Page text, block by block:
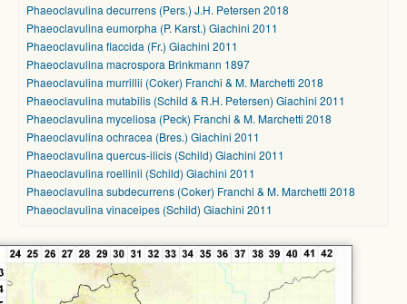
Phaeoclavulina decurrens (Pers.) J.H. Petersen 2018
Phaeoclavulina eumorpha (P. Karst.) Giachini 2011
Phaeoclavulina flaccida (Fr.) Giachini 2011
Phaeoclavulina macrospora Brinkmann 1897
Phaeoclavulina murrillii (Coker) Franchi & M. Marchetti 2018
Phaeoclavulina mutabilis (Schild & R.H. Petersen) Giachini 2011
Phaeoclavulina myceliosa (Peck) Franchi & M. Marchetti 2018
Phaeoclavulina ochracea (Bres.) Giachini 2011
Phaeoclavulina quercus-ilicis (Schild) Giachini 2011
Phaeoclavulina roellinii (Schild) Giachini 2011
Phaeoclavulina subdecurrens (Coker) Franchi & M. Marchetti 2018
Phaeoclavulina vinaceipes (Schild) Giachini 2011